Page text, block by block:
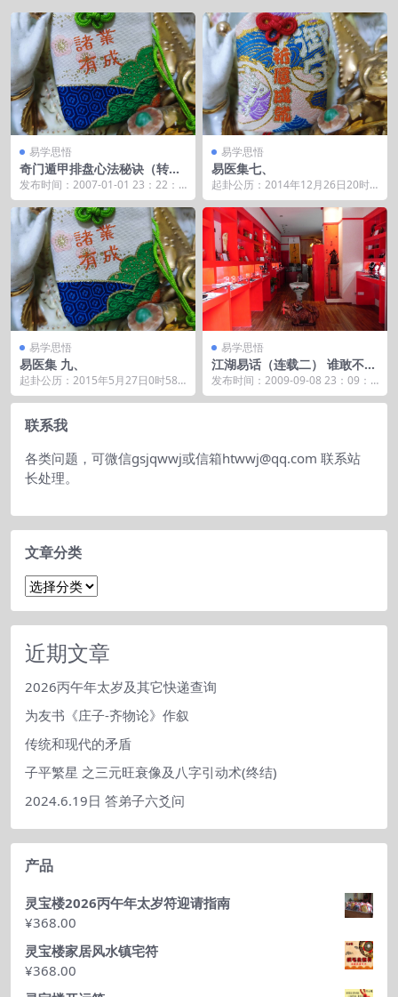
易学思悟
奇门遁甲排盘心法秘诀（转
贴）
发布时间：2007-01-01 23：22：5
2 好文章，很有用，值得一阅&nb...
易学思悟
易医集七、
起卦公历：2014年12月26日20时5
7分(北京时间)。 起卦农历：甲午年
十...
易学思悟
易医集 九、
起卦公历：2015年5月27日0时58
分(北京时间)。 起卦农历：乙未年
四月 ...
易学思悟
江湖易话（连载二） 谁敢不会
的八字
发布时间：2009-09-08 23：09：4
5 二 谁敢不会的八字 ...
联系我
各类问题，可微信gsjqwwj或信箱htwwj@qq.com 联系站
长处理。
文章分类
文
分
类
近期文章
2026丙午年太岁及其它快递查询
为友书《庄子-齐物论》作叙
传统和现代的矛盾
子平繁星 之三元旺衰像及八字引动术(终结)
2024.6.19日 答弟子六爻问
产品
灵宝楼2026丙午年太岁符迎请指南
¥368.00
灵宝楼家居风水镇宅符
¥368.00